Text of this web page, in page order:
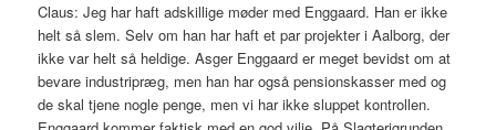
Claus: Jeg har haft adskillige møder med Enggaard. Han er ikke
helt så slem. Selv om han har haft et par projekter i Aalborg, der
ikke var helt så heldige. Asger Enggaard er meget bevidst om at
bevare industripræg, men han har også pensionskasser med og
de skal tjene nogle penge, men vi har ikke sluppet kontrollen.